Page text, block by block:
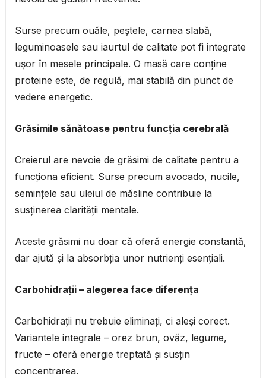
Surse precum ouăle, peștele, carnea slabă,
leguminoasele sau iaurtul de calitate pot fi integrate
ușor în mesele principale. O masă care conține
proteine este, de regulă, mai stabilă din punct de
vedere energetic.
Grăsimile sănătoase pentru funcția cerebrală
Creierul are nevoie de grăsimi de calitate pentru a
funcționa eficient. Surse precum avocado, nucile,
semințele sau uleiul de măsline contribuie la
susținerea clarității mentale.
Aceste grăsimi nu doar că oferă energie constantă,
dar ajută și la absorbția unor nutrienți esențiali.
Carbohidrații – alegerea face diferența
Carbohidrații nu trebuie eliminați, ci aleși corect.
Variantele integrale – orez brun, ovăz, legume,
fructe – oferă energie treptată și susțin
concentrarea.